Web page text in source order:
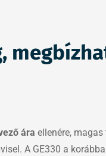
ára ellenére,
A GE330 a